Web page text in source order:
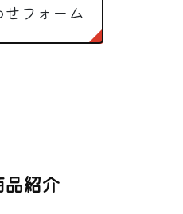
フォーム
紹介